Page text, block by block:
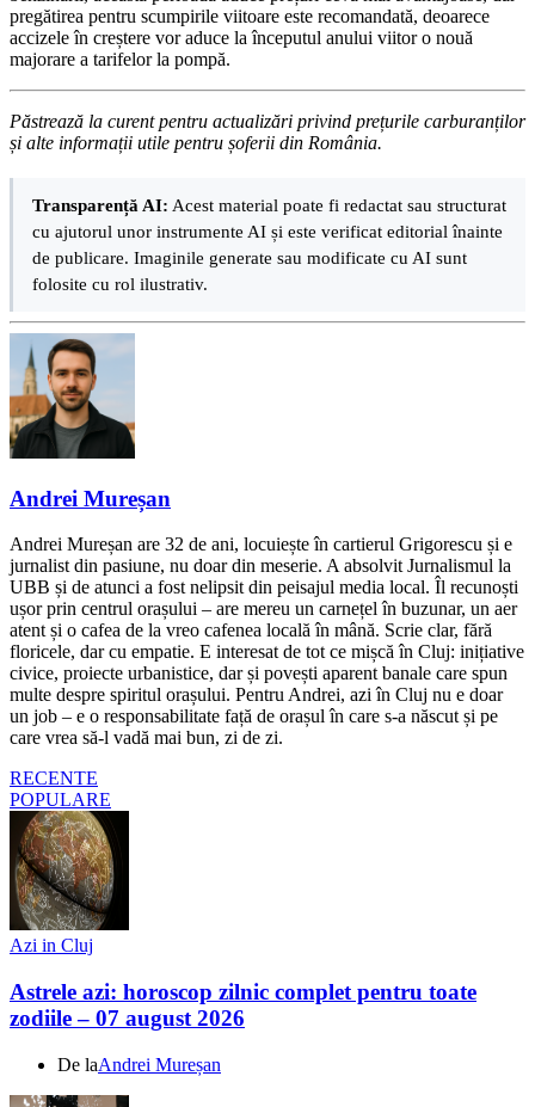
pregătirea pentru scumpirile viitoare este recomandată, deoarece
accizele în creștere vor aduce la începutul anului viitor o nouă
majorare a tarifelor la pompă.
Păstrează la curent pentru actualizări privind prețurile carburanților
și alte informații utile pentru șoferii din România.
Transparență AI: Acest material poate fi redactat sau structurat
cu ajutorul unor instrumente AI și este verificat editorial înainte
de publicare. Imaginile generate sau modificate cu AI sunt
folosite cu rol ilustrativ.
Andrei Mureșan
Andrei Mureșan are 32 de ani, locuiește în cartierul Grigorescu și e
jurnalist din pasiune, nu doar din meserie. A absolvit Jurnalismul la
UBB și de atunci a fost nelipsit din peisajul media local. Îl recunoști
ușor prin centrul orașului – are mereu un carnețel în buzunar, un aer
atent și o cafea de la vreo cafenea locală în mână. Scrie clar, fără
floricele, dar cu empatie. E interesat de tot ce mișcă în Cluj: inițiative
civice, proiecte urbanistice, dar și povești aparent banale care spun
multe despre spiritul orașului. Pentru Andrei, azi în Cluj nu e doar
un job – e o responsabilitate față de orașul în care s-a născut și pe
care vrea să-l vadă mai bun, zi de zi.
RECENTE
POPULARE
Azi in Cluj
Astrele azi: horoscop zilnic complet pentru toate
zodiile – 07 august 2026
De laAndrei Mureșan